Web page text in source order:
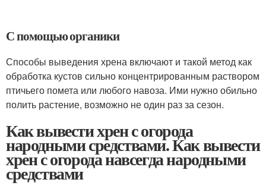
С помощью органики
Способы выведения хрена включают и такой метод как
обработка кустов сильно концентрированным раствором
птичьего помета или любого навоза. Ими нужно обильно
полить растение, возможно не один раз за сезон.
Как вывести хрен с огорода
народными средствами. Как вывести
хрен с огорода навсегда народными
средствами